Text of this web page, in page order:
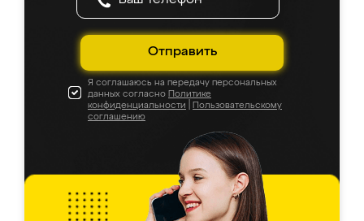
Отправить
Я соглашаюсь на передачу персональных
данных согласно Политике
конфиденциальности
Пользовательскому
соглашению